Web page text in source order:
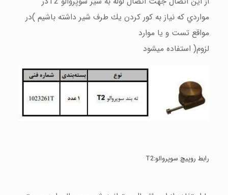
مواردي كه نياز به كور كردن يك طرف شير داشته باشيم )در
مواقع تست و يا موارد
لزوم( استفاده ميشود
رابط روپيچ سوپروالو:T2